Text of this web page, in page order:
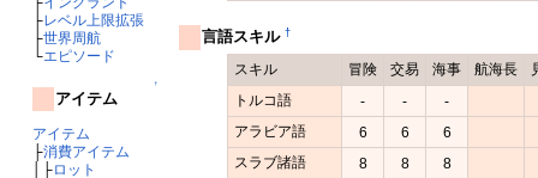
├レベル上限拡張
├世界周航
└エピソード
↑
アイテム
アイテム
├消費アイテム
│├ロット
言語スキル †
スキル 冒険 交易 海事 航海長
トルコ語
- -
-
アラビア語
6 6
6
スラブ諸語
8 8
8